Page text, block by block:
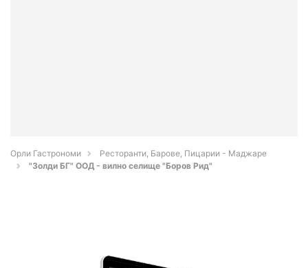
Орли Гастрономи
Ресторанти, Барове, Пицарии - Маджаре
"Золди БГ" ООД - вилно селище "Боров Рид"